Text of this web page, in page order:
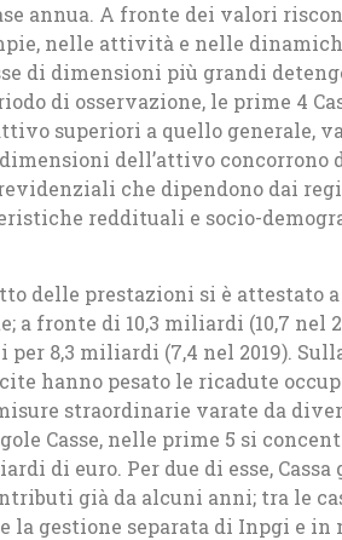
annua. A fronte dei valori
nelle attività e nelle
di dimensioni più grandi
di osservazione, le prime 4
superiori a quello generale,
dimensioni dell’attivo concorrono
che dipendono dai
reddituali e socio-
delle prestazioni si è attestato a
a fronte di 10,3 miliardi (10,7 nel
8,3 miliardi (7,4 nel 2019).
hanno pesato le ricadute
straordinarie varate da
Casse, nelle prime 5 si
di euro. Per due di esse, Cassa
già da alcuni anni; tra le
la gestione separata di Inpgi e in